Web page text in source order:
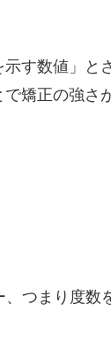
す数値」と
矯正の強さ
つまり度数